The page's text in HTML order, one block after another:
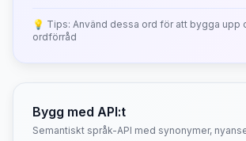
💡 Tips: Använd dessa ord för att bygga upp
ordförråd
Bygg med API:t
Semantiskt språk-API med synonymer,